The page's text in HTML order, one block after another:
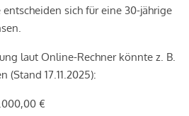
sich für eine 30-jährige
laut Online-Rechner könnte z. B.
(Stand 17.11.2025):
€